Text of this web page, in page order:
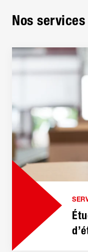
Nos services